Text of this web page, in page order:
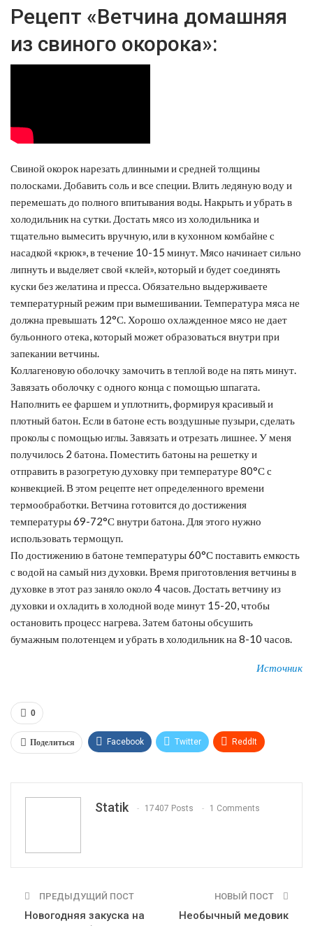
Рецепт «Ветчина домашняя
из свиного окорока»:
Свиной окорок нарезать длинными и средней толщины
полосками. Добавить соль и все специи. Влить ледяную воду и
перемешать до полного впитывания воды. Накрыть и убрать в
холодильник на сутки. Достать мясо из холодильника и
тщательно вымесить вручную, или в кухонном комбайне с
насадкой «крюк», в течение 10-15 минут. Мясо начинает сильно
липнуть и выделяет свой «клей», который и будет соединять
куски без желатина и пресса. Обязательно выдерживаете
температурный режим при вымешивании. Температура мяса не
должна превышать 12°С. Хорошо охлажденное мясо не дает
бульонного отека, который может образоваться внутри при
запекании ветчины.
Коллагеновую оболочку замочить в теплой воде на пять минут.
Завязать оболочку с одного конца с помощью шпагата.
Наполнить ее фаршем и уплотнить, формируя красивый и
плотный батон. Если в батоне есть воздушные пузыри, сделать
проколы с помощью иглы. Завязать и отрезать лишнее. У меня
получилось 2 батона. Поместить батоны на решетку и
отправить в разогретую духовку при температуре 80°С с
конвекцией. В этом рецепте нет определенного времени
термообработки. Ветчина готовится до достижения
температуры 69-72°С внутри батона. Для этого нужно
использовать термощуп.
По достижению в батоне температуры 60°С поставить емкость
с водой на самый низ духовки. Время приготовления ветчины в
духовке в этот раз заняло около 4 часов. Достать ветчину из
духовки и охладить в холодной воде минут 15-20, чтобы
остановить процесс нагрева. Затем батоны обсушить
бумажным полотенцем и убрать в холодильник на 8-10 часов.
Источник
0
Поделиться Facebook Twitter ReddIt
Statik 17407 Posts 1 Comments
ПРЕДЫДУЩИЙ ПОСТ
Новогодняя закуска на
НОВЫЙ ПОСТ
Необычный медовик